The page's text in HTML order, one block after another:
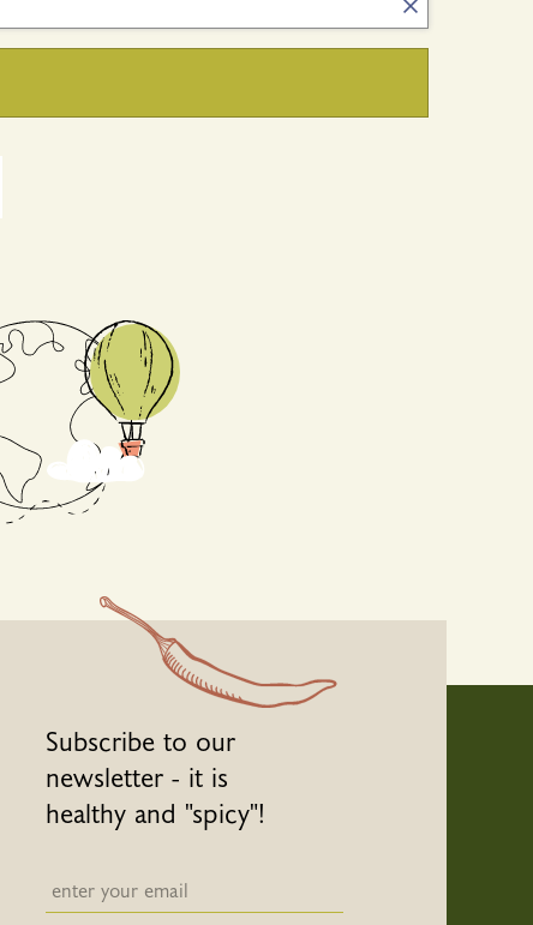
Subscribe to our
newsletter - it is
healthy and "spicy"!
Newsletter email input field